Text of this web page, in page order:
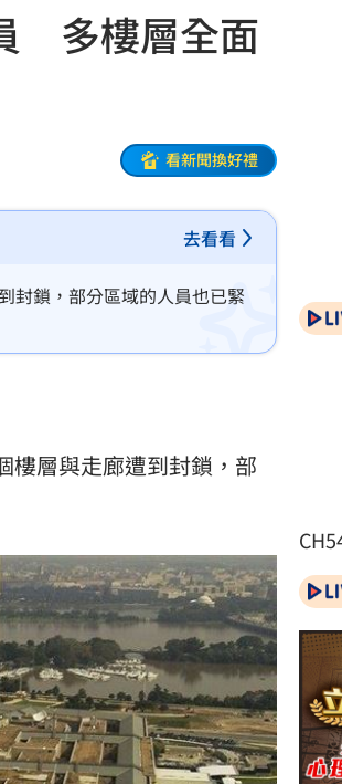
多樓層全面
看新聞換好禮
去看看
封鎖，部分區域的人員也已緊
樓層與走廊遭到封鎖，部